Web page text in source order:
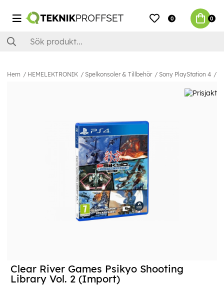
0 0
Hem HEMELEKTRONIK Spelkonsoler & Tillbehör Sony PlayStation 4
Clear River Games Psikyo Shooting
Library Vol. 2 (Import)